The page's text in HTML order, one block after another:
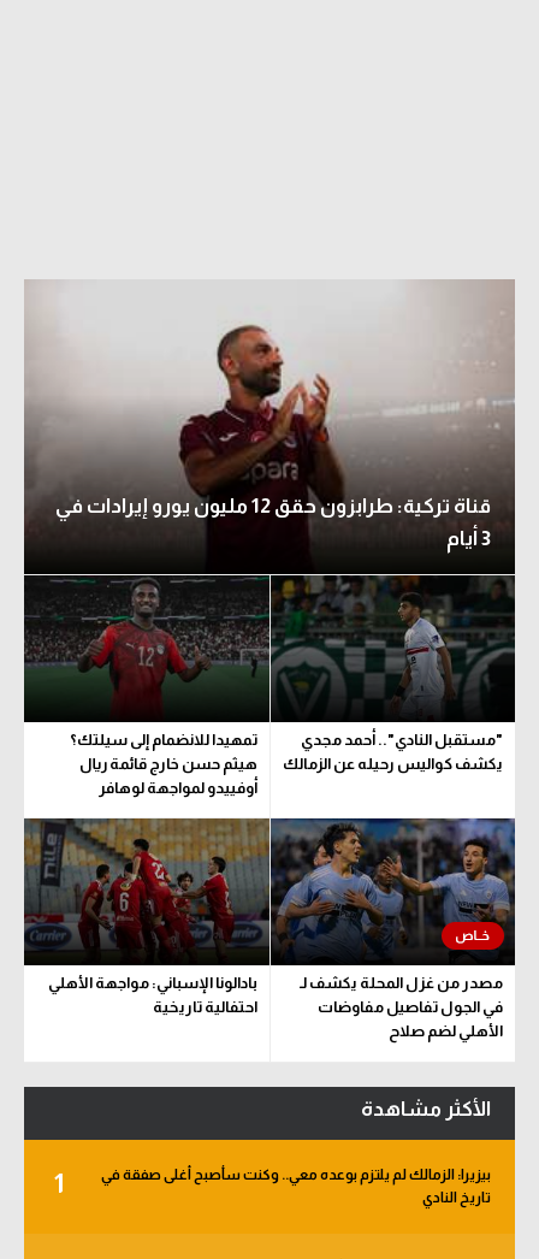
قناة تركية: طرابزون حقق 12 مليون يورو إيرادات في
3 أيام
"مستقبل النادي".. أحمد مجدي
يكشف كواليس رحيله عن الزمالك
تمهيدا للانضمام إلى سيلتك؟
هيثم حسن خارج قائمة ريال
أوفييدو لمواجهة لوهافر
مصدر من غزل المحلة يكشف لـ
في الجول تفاصيل مفاوضات
الأهلي لضم صلاح
بادالونا الإسباني: مواجهة الأهلي
احتفالية تاريخية
الأكثر مشاهدة
1
بيزيرا: الزمالك لم يلتزم بوعده معي.. وكنت سأصبح أغلى صفقة في
تاريخ النادي